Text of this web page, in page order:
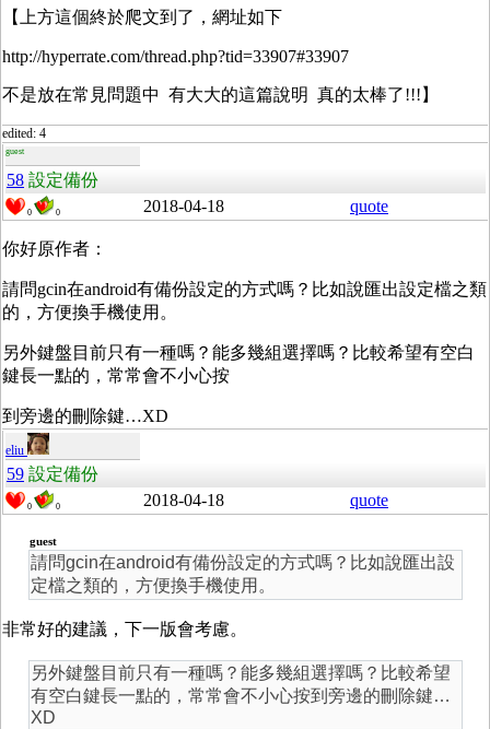
【上方這個終於爬文到了，網址如下
http://hyperrate.com/thread.php?tid=33907#33907
不是放在常見問題中 有大大的這篇說明 真的太棒了!!!】
edited: 4
guest
58 設定備份
0 0 2018-04-18 quote
你好原作者：
請問gcin在android有備份設定的方式嗎？比如說匯出設定檔之類
的，方便換手機使用。
另外鍵盤目前只有一種嗎？能多幾組選擇嗎？比較希望有空白
鍵長一點的，常常會不小心按
到旁邊的刪除鍵…XD
eliu
59 設定備份
0 0 2018-04-18 quote
guest
請問gcin在android有備份設定的方式嗎？比如說匯出設
定檔之類的，方便換手機使用。
非常好的建議，下一版會考慮。
另外鍵盤目前只有一種嗎？能多幾組選擇嗎？比較希望
有空白鍵長一點的，常常會不小心按到旁邊的刪除鍵…
XD